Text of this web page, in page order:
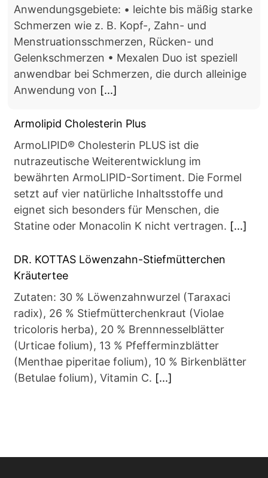
Anwendungsgebiete: • leichte bis mäßig starke
Schmerzen wie z. B. Kopf-, Zahn- und
Menstruationsschmerzen, Rücken- und
Gelenkschmerzen • Mexalen Duo ist speziell
anwendbar bei Schmerzen, die durch alleinige
Anwendung von [...]
Armolipid Cholesterin Plus
ArmoLIPID® Cholesterin PLUS ist die
nutrazeutische Weiterentwicklung im
bewährten ArmoLIPID-Sortiment. Die Formel
setzt auf vier natürliche Inhaltsstoffe und
eignet sich besonders für Menschen, die
Statine oder Monacolin K nicht vertragen. [...]
DR. KOTTAS Löwenzahn-Stiefmütterchen
Kräutertee
Zutaten: 30 % Löwenzahnwurzel (Taraxaci
radix), 26 % Stiefmütterchenkraut (Violae
tricoloris herba), 20 % Brennnesselblätter
(Urticae folium), 13 % Pfefferminzblätter
(Menthae piperitae folium), 10 % Birkenblätter
(Betulae folium), Vitamin C. [...]